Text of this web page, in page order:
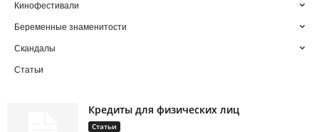
Кинофестивали
Беременные знаменитости
Скандалы
Статьи
Кредиты для физических лиц
Статьи